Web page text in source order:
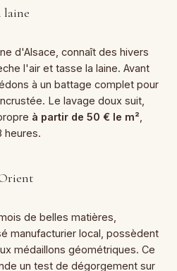
laine
d'Alsace, connaît des hivers
l'air et tasse la laine. Avant
à un battage complet pour
Le lavage doux suit,
à partir de 50 € le m²
heures.
de belles matières,
manufacturier local, possèdent
médaillons géométriques. Ce
un test de dégorgement sur